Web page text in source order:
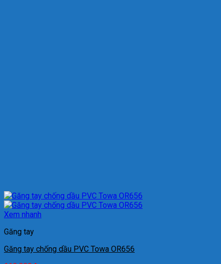
Xem nhanh
Găng tay
Găng tay chống dầu PVC Towa OR656